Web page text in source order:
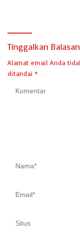
Tinggalkan Balasan
Alamat email Anda
ditandai *